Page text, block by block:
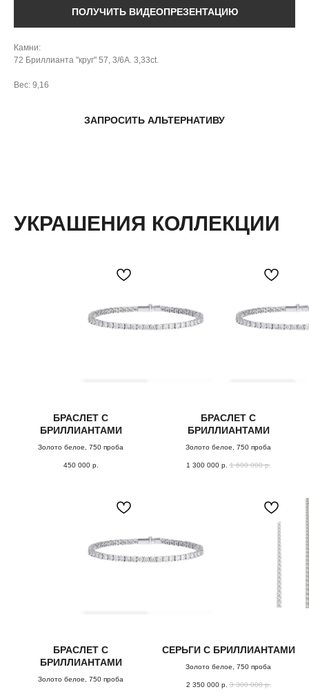
ПОЛУЧИТЬ ВИДЕОПРЕЗЕНТАЦИЮ
Камни:
72 Бриллианта "круг" 57, 3/6А. 3,33ct.
Вес: 9,16
ЗАПРОСИТЬ АЛЬТЕРНАТИВУ
УКРАШЕНИЯ КОЛЛЕКЦИИ
БРАСЛЕТ С
БРИЛЛИАНТАМИ
Золото белое, 750 проба
450 000 р.
БРАСЛЕТ С
БРИЛЛИАНТАМИ
Золото белое, 750 проба
1 300 000 р. 1 600 000 р.
БРАСЛЕТ С
БРИЛЛИАНТАМИ
Золото белое, 750 проба
СЕРЬГИ С БРИЛЛИАНТАМИ
Золото белое, 750 проба
2 350 000 р. 3 300 000 р.